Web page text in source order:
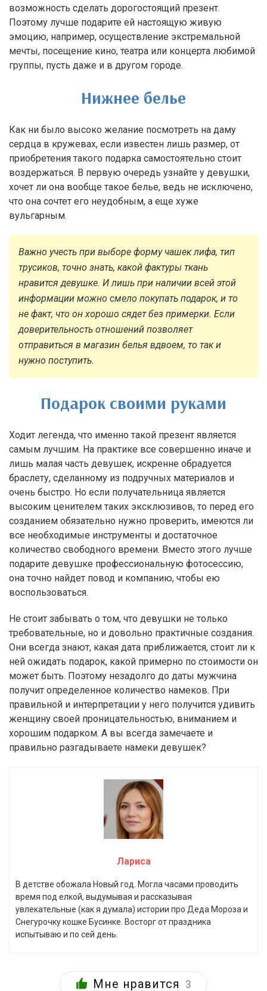
возможность сделать дорогостоящий презент.
Поэтому лучше подарите ей настоящую живую
эмоцию, например, осуществление экстремальной
мечты, посещение кино, театра или концерта любимой
группы, пусть даже и в другом городе.
Нижнее белье
Как ни было высоко желание посмотреть на даму
сердца в кружевах, если известен лишь размер, от
приобретения такого подарка самостоятельно стоит
воздержаться. В первую очередь узнайте у девушки,
хочет ли она вообще такое белье, ведь не исключено,
что она сочтет его неудобным, а еще хуже
вульгарным.
Важно учесть при выборе форму чашек лифа, тип
трусиков, точно знать, какой фактуры ткань
нравится девушке. И лишь при наличии всей этой
информации можно смело покупать подарок, и то
не факт, что он хорошо сядет без примерки. Если
доверительность отношений позволяет
отправиться в магазин белья вдвоем, то так и
нужно поступить.
Подарок своими руками
Ходит легенда, что именно такой презент является
самым лучшим. На практике все совершенно иначе и
лишь малая часть девушек, искренне обрадуется
браслету, сделанному из подручных материалов и
очень быстро. Но если получательница является
высоким ценителем таких эксклюзивов, то перед его
созданием обязательно нужно проверить, имеются ли
все необходимые инструменты и достаточное
количество свободного времени. Вместо этого лучше
подарите девушке профессиональную фотосессию,
она точно найдет повод и компанию, чтобы ею
воспользоваться.
Не стоит забывать о том, что девушки не только
требовательные, но и довольно практичные создания.
Они всегда знают, какая дата приближается, стоит ли к
ней ожидать подарок, какой примерно по стоимости он
может быть. Поэтому незадолго до даты мужчина
получит определенное количество намеков. При
правильной и интерпретации у него получится удивить
женщину своей проницательностью, вниманием и
хорошим подарком. А вы всегда замечаете и
правильно разгадываете намеки девушек?
Лариса
В детстве обожала Новый год. Могла часами проводить
время под елкой, выдумывая и рассказывая
увлекательные (как я думала) истории про Деда Мороза и
Снегурочку кошке Бусинке. Восторг от праздника
испытываю и по сей день.
Мне нравится 3